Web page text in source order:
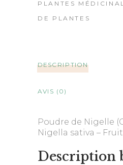
PLANTES
DE PLANTES
DESCRIPTION
AVIS (0)
Poudre de Nigelle
Nigella sativa –
Description